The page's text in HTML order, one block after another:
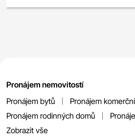
Pronájem nemovitostí
Pronájem bytů
Pronájem
Pronájem rodinných domů
Zobrazit vše